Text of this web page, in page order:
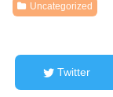
Uncategorized
Twitter